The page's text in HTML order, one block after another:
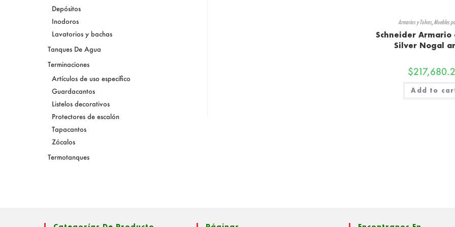
Depósitos
Inodoros
Lavatorios y bachas
Tanques De Agua
Terminaciones
Artículos de uso específico
Guardacantos
Listelos decorativos
Protectores de escalón
Tapacantos
Zócalos
Termotanques
Armarios y Tolvas,Muebles
Schneider Armario
Silver Nogal
$
Add to